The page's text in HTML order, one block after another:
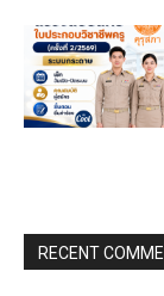
RECENT